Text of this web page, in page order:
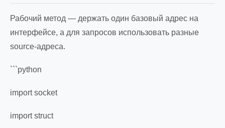
Рабочий метод — держать один базовый адрес на
интерфейсе, а для запросов использовать разные
source-адреса.
```python
import socket
import struct